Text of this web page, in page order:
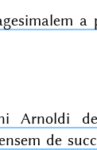
a
Arnoldi
de